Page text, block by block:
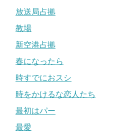
放送局占拠
教場
新空港占拠
春になったら
時すでにおスシ
時をかけるな恋人たち
最初はパー
最愛